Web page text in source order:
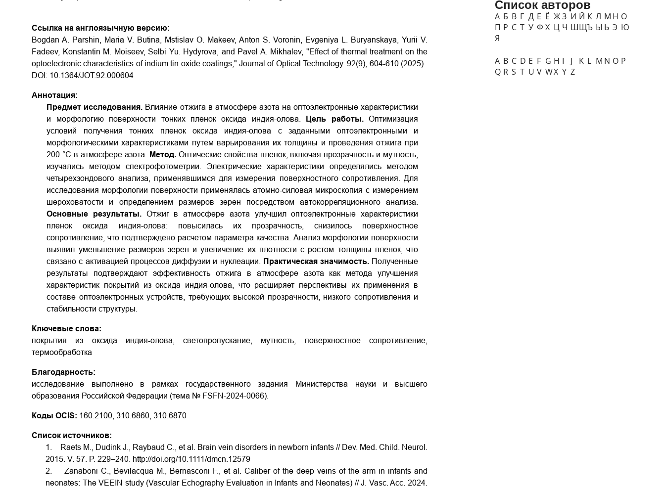
Ссылка на англоязычную версию:
Bogdan A. Parshin, Maria V. Butina, Mstislav O. Makeev, Anton S. Voronin, Evgeniya L. Buryanskaya, Yurii V.
Fadeev, Konstantin M. Moiseev, Selbi Yu. Hydyrova, and Pavel A. Mikhalev, "Effect of thermal treatment on the
optoelectronic characteristics of indium tin oxide coatings,"Journal of Optical Technology. 92(9), 604-610 (2025).
DOI: 10.1364/JOT.92.000604
Аннотация:
Предмет исследования. Влияние отжига в атмосфере азота на оптоэлектронные характеристики
и морфологию поверхности тонких пленок оксида индия-олова.
Цель работы.Оптимизация
условий получения тонких пленок оксида индия-олова с заданными оптоэлектронными и
морфологическими характеристиками путем варьирования их толщины и проведения отжига при
200 °C в атмосфере азота.
Метод. Оптические свойства пленок, включая прозрачность и мутность,
изучались методом спектрофотометрии. Электрические характеристики определялись методом
четырехзондового анализа, применявшимся для измерения поверхностного сопротивления. Для
исследования морфологии поверхности применялась атомно-силовая микроскопия с измерением
шероховатости и определением размеров зерен посредством автокорреляционного анализа.
Основные результаты. Отжиг в атмосфере азота улучшил оптоэлектронные характеристики
пленок оксида индия-олова: повысилась их прозрачность, снизилось поверхностное
сопротивление, что подтверждено расчетом параметра качества. Анализ морфологии поверхности
выявил уменьшение размеров зерен и увеличение их плотности с ростом толщины пленок, что
связано с активацией процессов диффузии и нуклеации.
Практическая значимость. Полученные
результаты подтверждают эффективность отжига в атмосфере азота как метода улучшения
характеристик покрытий из оксида индия-олова, что расширяет перспективы их применения в
составе оптоэлектронных устройств, требующих высокой прозрачности, низкого сопротивления и
стабильности структуры.
Ключевые слова:
покрытия из оксида индия-олова, светопропускание, мутность, поверхностное сопротивление,
термообработка
Благодарность:
исследование выполнено в рамках государственного задания Министерства науки и высшего
образования Российской Федерации (тема № FSFN-2024-0066).
Коды OCIS: 160.2100, 310.6860, 310.6870
Список источников:
1. Raets M., Dudink J., Raybaud C., et al. Brain vein disorders in newborn infants // Dev. Med. Child. Neurol.
2015. V. 57. P. 229–240. http://doi.org/10.1111/dmcn.12579
2. Zanaboni C., Bevilacqua M., Bernasconi F., et al. Caliber of the deep veins of the arm in infants and
neonates: The VEEIN study (Vascular Echography Evaluation in Infants and Neonates) // J. Vasc. Acc. 2024.
Список авторов
А Б В Г Д Е Ё ЖЗ И Й К Л М Н О
П Р С Т У Ф Х Ц Ч ШЩЪ Ы Ь Э Ю
Я
A B C D E F G H I J K L M N O P
Q R S T U V WX Y Z